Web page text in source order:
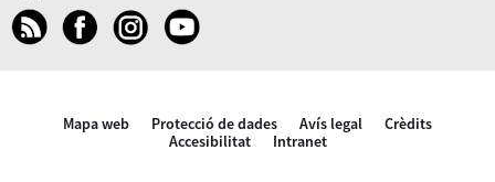
Mapa web Protecció de dades Avís legal
Crèdits
Accesibilitat
Intranet